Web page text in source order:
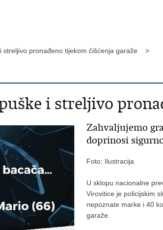
streljivo pronađeno tijekom čišćenja garaže >
i streljivo
Zahvaljujemo
doprinosi
Foto: Ilustracija
U sklopu nacionalne
Virovitice je policijskim
nepoznate marke i 40
garaže.